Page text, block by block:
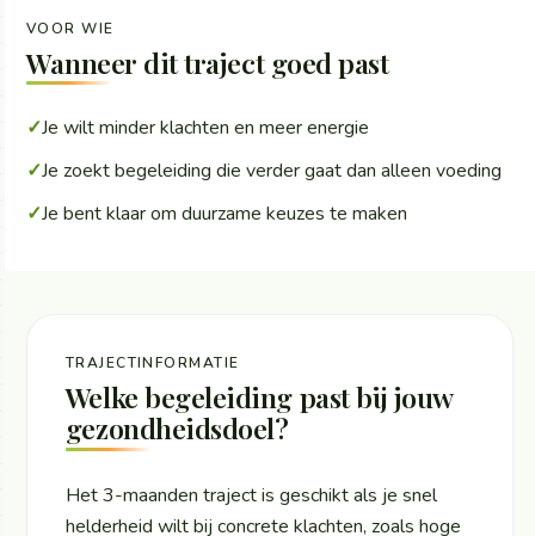
VOOR WIE
Wanneer dit traject goed past
✓Je wilt minder klachten en meer energie
✓Je zoekt begeleiding die verder gaat dan alleen voeding
✓Je bent klaar om duurzame keuzes te maken
TRAJECTINFORMATIE
Welke begeleiding past bij jouw
gezondheidsdoel?
Het 3-maanden traject is geschikt als je snel
helderheid wilt bij concrete klachten, zoals hoge